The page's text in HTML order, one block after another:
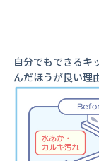
自分でもできるキ
んだほうが良い理